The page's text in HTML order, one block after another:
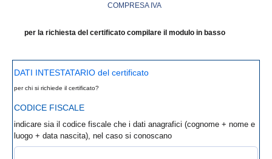
COMPRESA IVA
per la richiesta del certificato compilare il modulo in basso
DATI INTESTATARIO del certificato
per chi si richiede il certificato?
CODICE FISCALE
indicare sia il codice fiscale che i dati anagrafici (cognome + nome e
luogo + data nascita), nel caso si conoscano